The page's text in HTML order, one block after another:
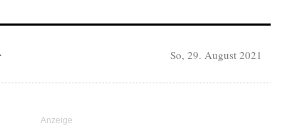
So, 29. August 2021